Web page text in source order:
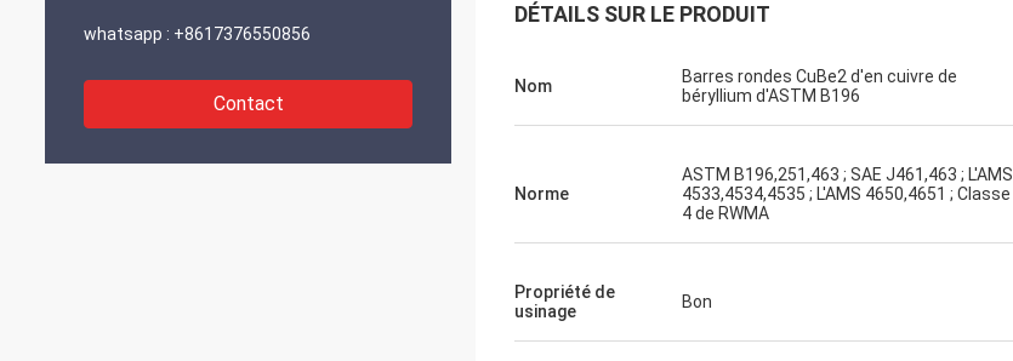
whatsapp : +8617376550856
Contact
DÉTAILS SUR LE PRODUIT
Nom
Barres rondes CuBe2 d'en cuivre de
béryllium d'ASTM B196
Norme
ASTM B196,251,463 ; SAE J461,463 ; L'AMS
4533,4534,4535 ; L'AMS 4650,4651 ; Classe
4 de RWMA
Propriété de
usinage
Bon